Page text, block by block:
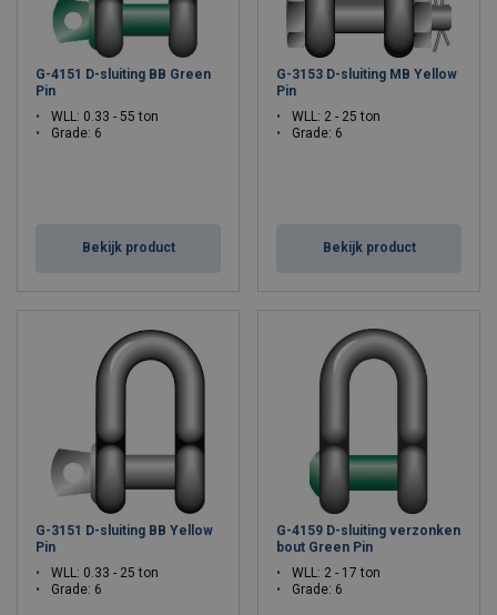
G-4151 D-sluiting BB Green
Pin
WLL: 0.33 - 55 ton
Grade: 6
Bekijk product
G-3153 D-sluiting MB Yellow
Pin
WLL: 2 - 25 ton
Grade: 6
Bekijk product
G-3151 D-sluiting BB Yellow
Pin
WLL: 0.33 - 25 ton
Grade: 6
G-4159 D-sluiting verzonken
bout Green Pin
WLL: 2 - 17 ton
Grade: 6